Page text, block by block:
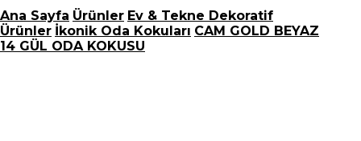
Ana Sayfa Ürünler Ev & Tekne Dekoratif
Ürünler İkonik Oda Kokuları CAM GOLD BEYAZ
14 GÜL ODA KOKUSU